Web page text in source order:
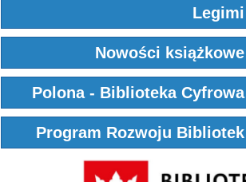
Legimi
Nowości książkowe
Polona - Biblioteka Cyfrowa
Program Rozwoju Bibliotek